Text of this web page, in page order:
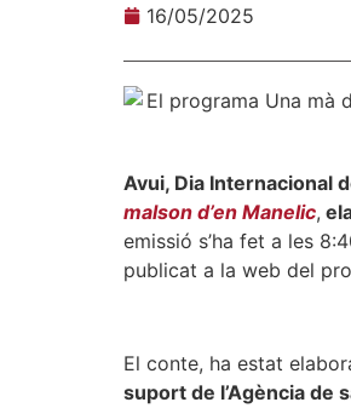
16/05/2025
Avui, Dia Internacional
malson d’en Manelic,
emissió s’ha fet a les
publicat a la web del
El conte, ha estat
suport de l’Agència de